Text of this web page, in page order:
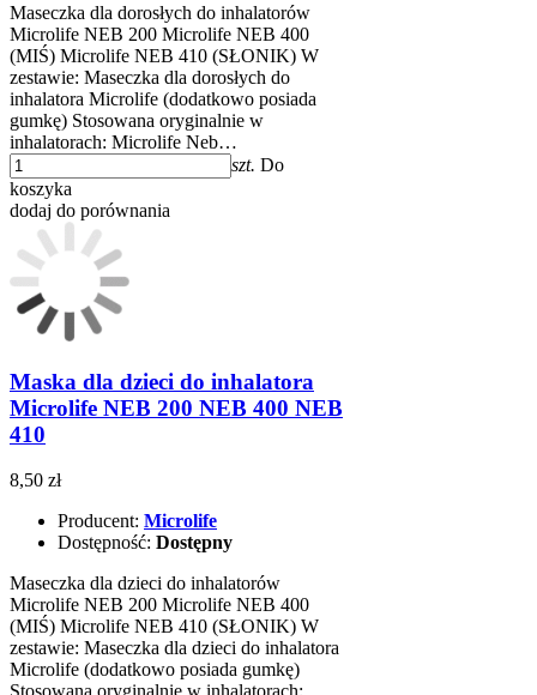
Maseczka dla dorosłych do inhalatorów
Microlife NEB 200 Microlife NEB 400
(MIŚ) Microlife NEB 410 (SŁONIK) W
zestawie: Maseczka dla dorosłych do
inhalatora Microlife (dodatkowo posiada
gumkę) Stosowana oryginalnie w
inhalatorach: Microlife Neb…
szt. Do
koszyka
dodaj do porównania
Maska dla dzieci do inhalatora
Microlife NEB 200 NEB 400 NEB
410
8,50 zł
Producent: Microlife
Dostępność: Dostępny
Maseczka dla dzieci do inhalatorów
Microlife NEB 200 Microlife NEB 400
(MIŚ) Microlife NEB 410 (SŁONIK) W
zestawie: Maseczka dla dzieci do inhalatora
Microlife (dodatkowo posiada gumkę)